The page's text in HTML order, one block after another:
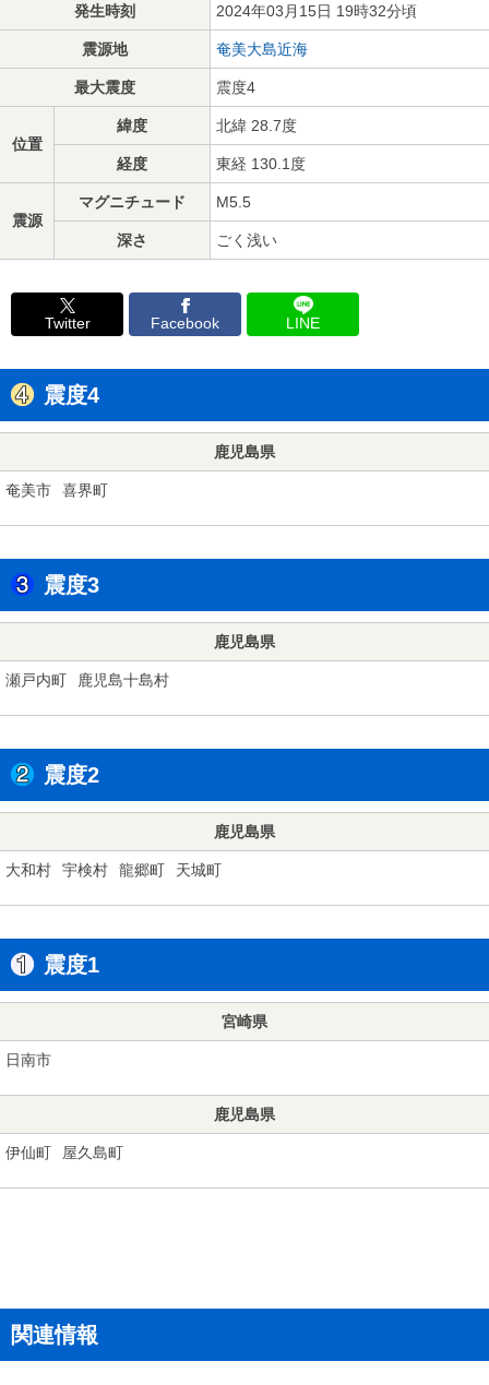
発生時刻 2024年03月15日 19時32分頃
震源地 奄美大島近海
最大震度 震度4
位置
緯度 北緯 28.7度
経度 東経 130.1度
震源
マグニチュード M5.5
深さ ごく浅い
Twitter Facebook LINE
震度4
鹿児島県
奄美市 喜界町
震度3
鹿児島県
瀬戸内町 鹿児島十島村
震度2
鹿児島県
大和村 宇検村 龍郷町 天城町
震度1
宮崎県
日南市
鹿児島県
伊仙町 屋久島町
関連情報